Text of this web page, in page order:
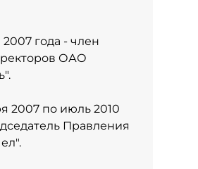
года - член
ОАО
2007 по июль 2010
Правления